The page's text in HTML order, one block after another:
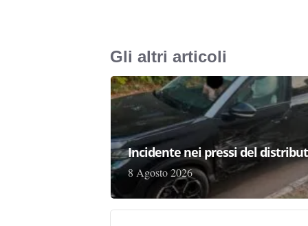
Gli altri articoli
Incidente nei pressi del
8 Agosto 2026